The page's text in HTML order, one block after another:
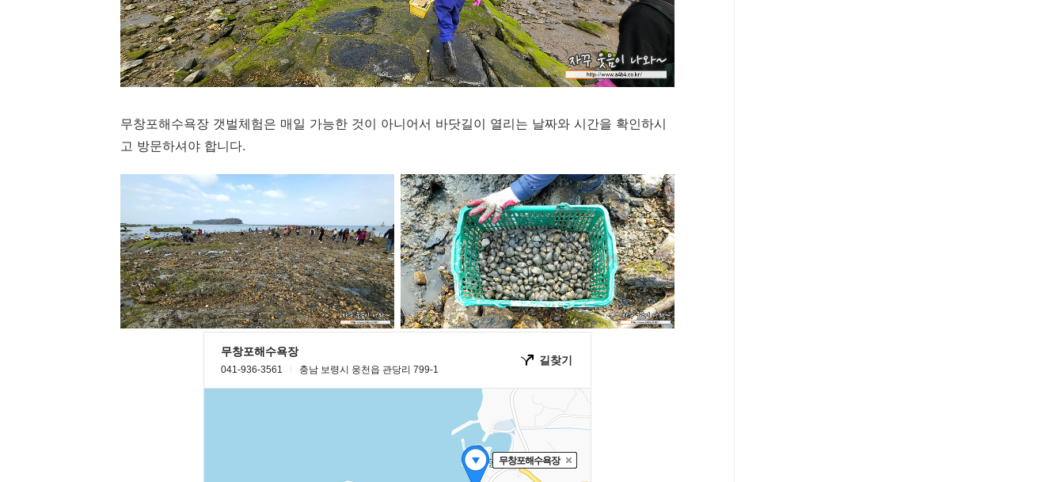
무창포해수욕장 갯벌체험은 매일 가능한 것이 아니어서 바닷길이 열리는 날짜와 시간을 확인하시
고 방문하셔야 합니다.